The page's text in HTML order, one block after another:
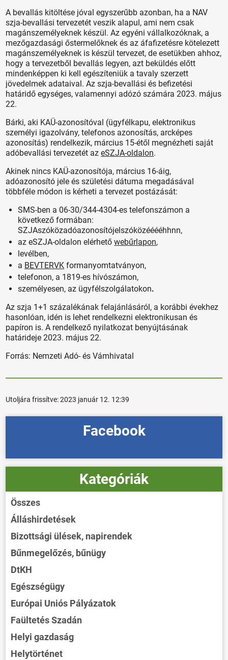
A bevallás kitöltése jóval egyszerűbb azonban, ha a NAV
szja-bevallási tervezetét veszik alapul, ami nem csak
magánszemélyeknek készül. Az egyéni vállalkozóknak, a
mezőgazdasági őstermelőknek és az áfafizetésre kötelezett
magánszemélyeknek is készül tervezet, de esetükben ahhoz,
hogy a tervezetből bevallás legyen, azt beküldés előtt
mindenképpen ki kell egészíteniük a tavaly szerzett
jövedelmek adataival. Az szja-bevallási és befizetési
határidő egységes, valamennyi adózó számára 2023. május
22.
Bárki, aki KAÜ-azonosítóval (ügyfélkapu, elektronikus
személyi igazolvány, telefonos azonosítás, arcképes
azonosítás) rendelkezik, március 15-étől megnézheti saját
adóbevallási tervezetét azeSZJA-oldalon.
Akinek nincs KAÜ-azonosítója, március 16-áig,
adóazonosító jele és születési dátuma megadásával
többféle módon is kérheti a tervezet postázását:
SMS-ben a 06-30/344-4304-es telefonszámon a
következő formában:
SZJAszóközadóazonosítójelszóközééééhhnn,
az eSZJA-oldalon elérhetőwebűrlapon,
levélben,
a BEVTERVK formanyomtatványon,
telefonon, a 1819-es hívószámon,
személyesen, az ügyfélszolgálatokon.
Az szja 1+1 százalékának felajánlásáról, a korábbi évekhez
hasonlóan, idén is lehet rendelkezni elektronikusan és
papíron is. A rendelkező nyilatkozat benyújtásának
határideje 2023. május 22.
Forrás: Nemzeti Adó- és Vámhivatal
Utoljára frissítve:2023 január 12. 12:39
Facebook
Kategóriák
Összes
Álláshirdetések
Bizottsági ülések, napirendek
Bűnmegelőzés, bűnügy
DtKH
Egészségügy
Európai Uniós Pályázatok
Faültetés Szadán
Helyi gazdaság
Helytörténet